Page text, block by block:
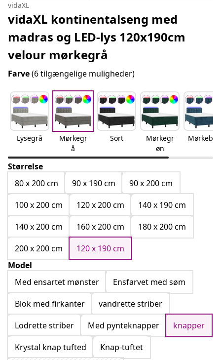
vidaXL
vidaXL kontinentalseng med
madras og LED-lys 120x190cm
velour mørkegrå
Farve(6 tilgængelige muligheder)
Lysegrå
Mørkegr
å
Sort
Mørkegr
øn
Mørkeblå
Størrelse
80 x 200 cm
90 x 190 cm
90 x 200 cm
100 x 200 cm
120 x 200 cm
140 x 190 cm
140 x 200 cm
160 x 200 cm
180 x 200 cm
200 x 200 cm
120 x 190 cm
Model
Med ensartet mønster
Ensfarvet med søm
Blok med firkanter
vandrette striber
Lodrette striber
Med pynteknapper
knapper
Krystal knap tufted
Knap-tuftet